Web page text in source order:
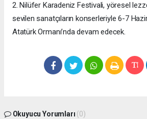
2. Nilüfer Karadeniz Festivali, yöresel
sevilen sanatçıların konserleriyle 6-7
Atatürk Ormanı’nda devam edecek.
Okuyucu Yorumları (0)